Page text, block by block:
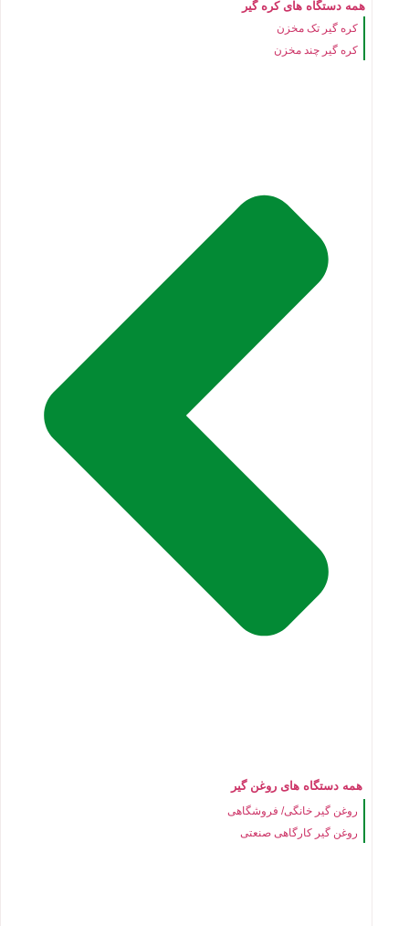
همه دستگاه های کره گیر
کره گیر تک مخزن
کره گیر چند مخزن
همه دستگاه های روغن گیر
روغن گیر خانگی/ فروشگاهی
روغن گیر کارگاهی صنعتی